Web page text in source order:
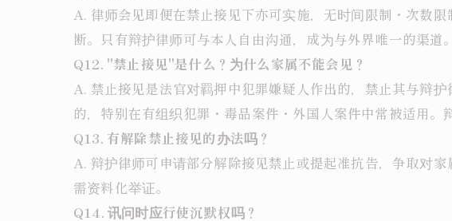
A. 律师会见即便在禁止接见下亦可实施，无时间限制・次数
断。只有辩护律师可与本人自由沟通，成为与外界唯一的渠道。
Q12. "禁止接见"是什么？为什么家属不能会见？
A. 禁止接见是法官对羁押中犯罪嫌疑人作出的，禁止其与辩
的，特别在有组织犯罪・毒品案件・外国人案件中常被适用。
Q13. 有解除禁止接见的办法吗？
A. 辩护律师可申请部分解除接见禁止或提起准抗告，争取对
需资料化举证。
Q14. 讯问时应行使沉默权吗？